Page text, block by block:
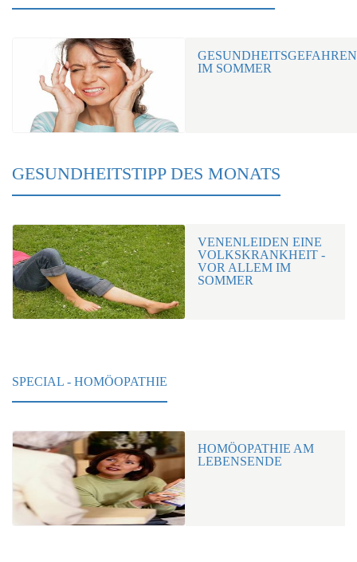
GESUNDHEITSGEFAHREN
IM SOMMER
GESUNDHEITSTIPP DES MONATS
VENENLEIDEN EINE
VOLKSKRANKHEIT -
VOR ALLEM IM
SOMMER
SPECIAL - HOMÖOPATHIE
HOMÖOPATHIE AM
LEBENSENDE